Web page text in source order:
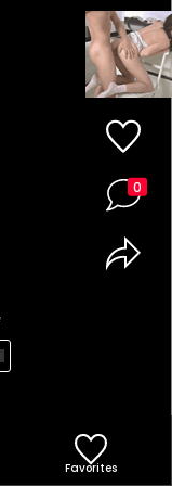
0
Favorites